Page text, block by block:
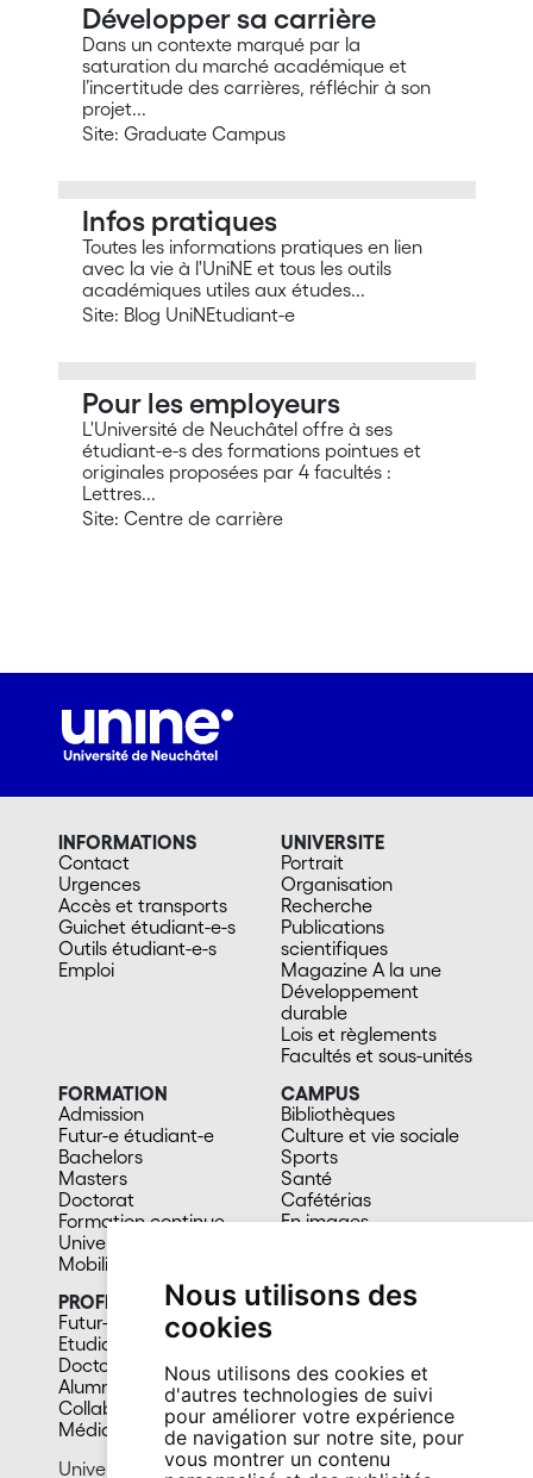
Nous utilisons des
cookies
Nous utilisons des cookies et
d'autres technologies de suivi
pour améliorer votre expérience
de navigation sur notre site, pour
vous montrer un contenu
Développer sa carrière
Dans un contexte marqué par la
saturation du marché académique et
l’incertitude des carrières, réfléchir à son
projet...
Site: Graduate Campus
Infos pratiques
Toutes les informations pratiques en lien
avec la vie à l'UniNE et tous les outils
académiques utiles aux études...
Site: Blog UniNEtudiant-e
Pour les employeurs
L'Université de Neuchâtel offre à ses
étudiant-e-s des formations pointues et
originales proposées par 4 facultés :
Lettres...
Site: Centre de carrière
INFORMATIONS
Contact
Urgences
Accès et transports
Guichet étudiant-e-s
Outils étudiant-e-s
Emploi
UNIVERSITE
Portrait
Organisation
Recherche
Publications
scientifiques
Magazine A la une
Développement
durable
Lois et règlements
Facultés et sous-unités
FORMATION
Admission
Futur-e étudiant-e
Bachelors
Masters
Doctorat
Formation continue
Université du 3e âge
Mobilité
CAMPUS
Bibliothèques
Culture et vie sociale
Sports
Santé
Cafétérias
En images
PROFIL
Futur-e étudiant-e
Etudiant-e
Doctorant-e
Alumni
Collaborateur-trice
Média
Université de Neuchâtel